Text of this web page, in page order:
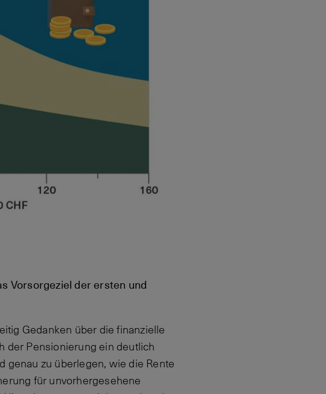
Vorsorgeziel der ersten und
Gedanken über die finanzielle
der Pensionierung ein deutlich
genau zu überlegen, wie die Rente
für unvorhergesehene